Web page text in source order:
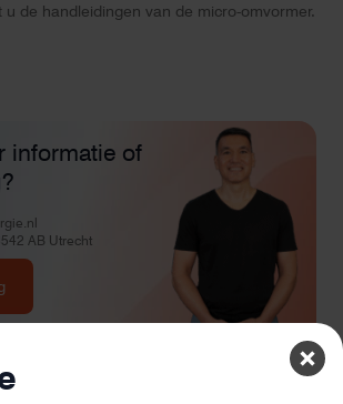
u de handleidingen van de micro-omvormer.
informatie of
AB Utrecht